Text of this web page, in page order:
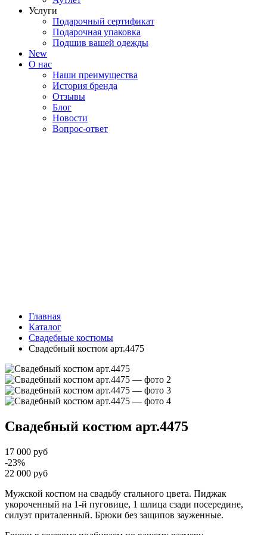
Услуги
Подарочный сертификат
Подарочная упаковка
Подшив вашей одежды
New
О нас
Наши преимущества
История бренда
Отзывы
Блог
Новости
Вопрос-ответ
Главная
Каталог
Свадебные костюмы
Свадебный костюм арт.4475
Свадебный костюм арт.4475
17 000 руб
-23%
22 000 руб
Мужской костюм на свадьбу стального цвета. Пиджак
укороченный на 1-й пуговице, 1 шлица сзади посередине,
силуэт приталенный. Брюки без защипов зауженные.